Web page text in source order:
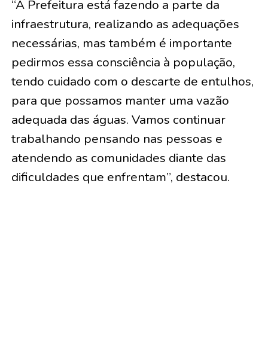
“A Prefeitura está fazendo a parte da
infraestrutura, realizando as adequações
necessárias, mas também é importante
pedirmos essa consciência à população,
tendo cuidado com o descarte de entulhos,
para que possamos manter uma vazão
adequada das águas. Vamos continuar
trabalhando pensando nas pessoas e
atendendo as comunidades diante das
dificuldades que enfrentam”, destacou.